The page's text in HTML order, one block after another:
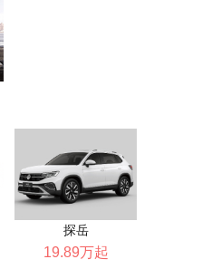
探岳
19.89万起